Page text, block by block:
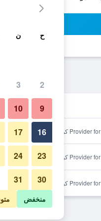
Provider for كونتينر هوتل
Provider for كونتينر هوتل
Provider for كونتينر هوتل
ح ن
2
3
9
10
16
17
23
24
30
31
منخفض